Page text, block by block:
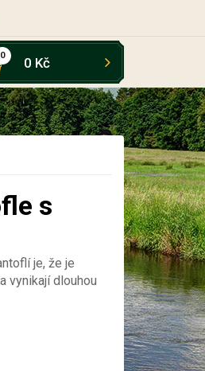
0 0 Kč
s
je, že je
vynikají dlouhou